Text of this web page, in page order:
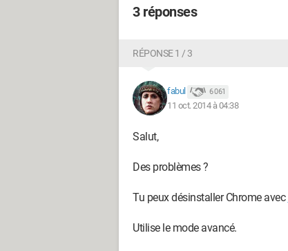
3 réponses
RÉPONSE 1 / 3
fabul 6 061
11 oct. 2014 à 04:38
Salut,
Des problèmes ?
Tu peux désinstaller Chrome avec
Utilise le mode avancé.